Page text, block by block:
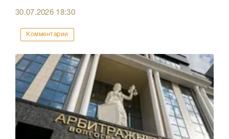
30.07.2026 18:30
Комментарии